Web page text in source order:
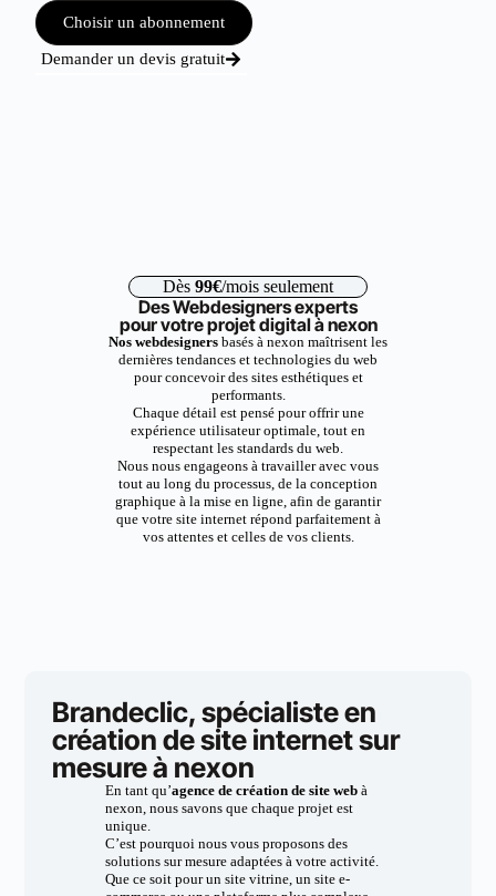
Choisir un abonnement
Demander un devis gratuit
Dès 99€/mois seulement
Des Webdesigners experts
pour votre projet digital à nexon
Nos webdesigners basés à nexon maîtrisent les
dernières tendances et technologies du web
pour concevoir des sites esthétiques et
performants.
Chaque détail est pensé pour offrir une
expérience utilisateur optimale, tout en
respectant les standards du web.
Nous nous engageons à travailler avec vous
tout au long du processus, de la conception
graphique à la mise en ligne, afin de garantir
que votre site internet répond parfaitement à
vos attentes et celles de vos clients.
Brandeclic, spécialiste en
création de site internet sur
mesure à nexon
En tant qu’agence de création de site webà
nexon, nous savons que chaque projet est
unique.
C’est pourquoi nous vous proposons des
solutions sur mesure adaptées à votre activité.
Que ce soit pour un site vitrine, un site e-